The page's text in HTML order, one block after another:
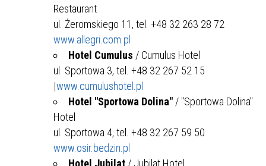
Restaurant
ul. Żeromskiego 11, tel. +48 32 263 28 72
www.allegri.com.pl
Hotel Cumulus / Cumulus Hotel
ul. Sportowa 3, tel. +48 32 267 52 15
|www.cumulushotel.pl
Hotel "Sportowa Dolina" / "Sportowa Dolina"
Hotel
ul. Sportowa 4, tel. +48 32 267 59 50
www.osir.bedzin.pl
Hotel Jubilat / Jubilat Hotel